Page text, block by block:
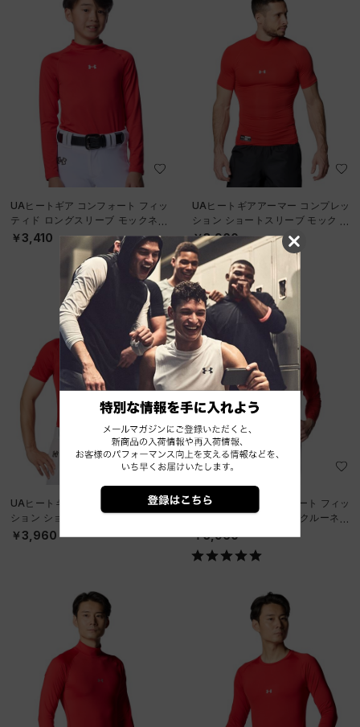
UAヒートギア コンフォート フィッ
ティド ロングスリーブ モックネッ
ク シャツ（ベースボール/BOYS）
￥3,410
UAヒートギアアーマー コンプレッ
ション ショートスリーブ モック シ
ャツ（ベースボール/MEN）
￥3,960
UAヒートギアアーマー コンプレッ
ション ショートスリーブ クルー シ
ャツ（ベースボール/MEN）
￥3,960
UAヒートギア コンフォート フィッ
ティド ロングスリーブ クルーネッ
￥3,960